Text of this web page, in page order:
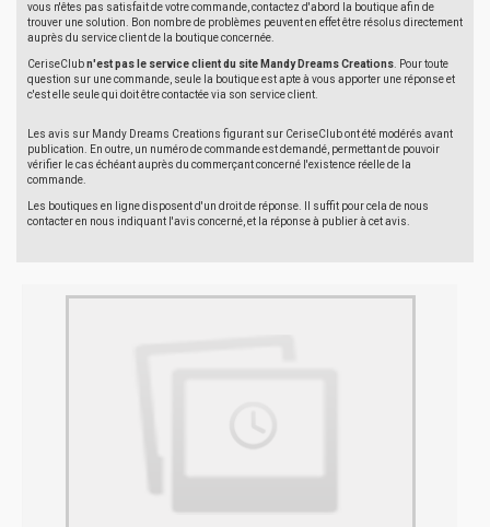
vous n'êtes pas satisfait de votre commande, contactez d'abord la boutique afin de
trouver une solution. Bon nombre de problèmes peuvent en effet être résolus directement
auprès du service client de la boutique concernée.
CeriseClubn'est pas le service client du site Mandy Dreams Creations . Pour toute
question sur une commande, seule la boutique est apte à vous apporter une réponse et
c'est elle seule qui doit être contactée via son service client.
Les avis sur Mandy Dreams Creations figurant sur CeriseClub ont été modérés avant
publication. En outre, un numéro de commande est demandé, permettant de pouvoir
vérifier le cas échéant auprès du commerçant concerné l'existence réelle de la
commande.
Les boutiques en ligne disposent d'un droit de réponse. Il suffit pour cela de nous
contacter en nous indiquant l'avis concerné, et la réponse à publier à cet avis.